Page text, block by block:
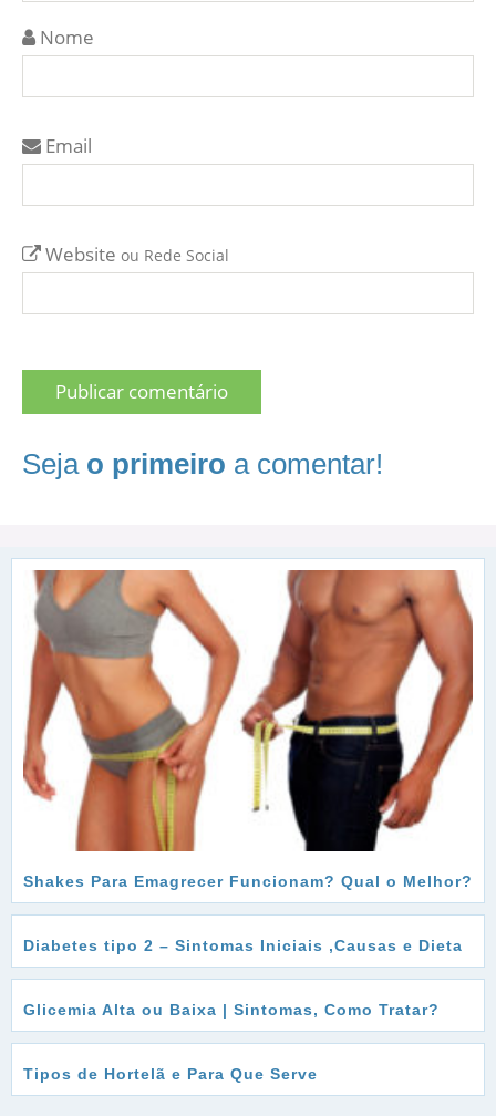
Nome
Email
Website ou Rede Social
Seja o primeiro a comentar!
Shakes Para Emagrecer Funcionam? Qual o Melhor?
Diabetes tipo 2 – Sintomas Iniciais ,Causas e Dieta
Glicemia Alta ou Baixa | Sintomas, Como Tratar?
Tipos de Hortelã e Para Que Serve